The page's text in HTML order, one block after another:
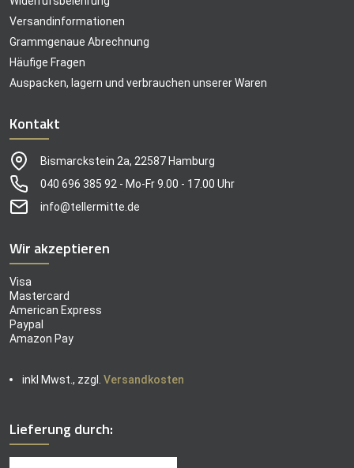
Versandinformationen
Grammgenaue Abrechnung
Häufige Fragen
Auspacken, lagern und verbrauchen unserer Waren
Kontakt
Bismarckstein 2a, 22587 Hamburg
040 696 385 92 - Mo-Fr 9.00 - 17.00 Uhr
info@tellermitte.de
Wir akzeptieren
Visa
Mastercard
American Express
Paypal
Amazon Pay
inkl Mwst., zzgl. Versandkosten
Lieferung durch: